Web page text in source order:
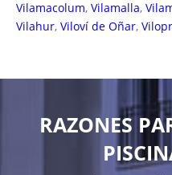
Vilamacolum, Vilamalla,
Vilahur, Viloví de Oñar,
RAZONES